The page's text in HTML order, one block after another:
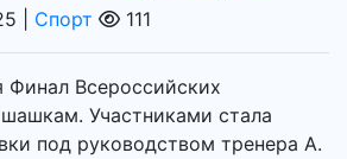
| Спорт 111
Финал Всероссийских
Участниками стала
под руководством тренера А.